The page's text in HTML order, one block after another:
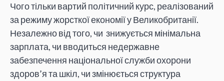
Чого тільки вартий політичний курс, реалізований
за режиму жорсткої економії у Великобританії.
Незалежно від того, чи знижується мінімальна
зарплата, чи вводиться недержавне
забезпечення національної служби охорони
здоров’я та шкіл, чи змінюється структура